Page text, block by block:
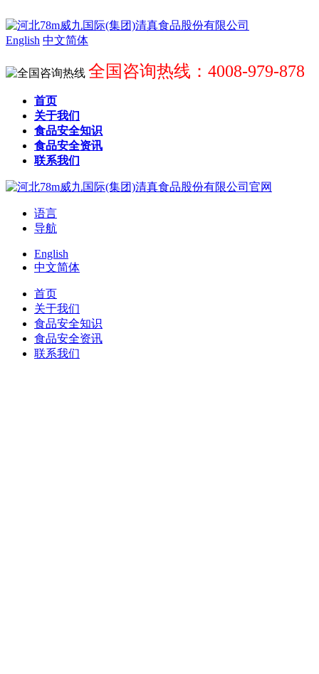
English 中文简体
全国咨询热线：4008-979-878
首页
关于我们
食品安全知识
食品安全资讯
联系我们
语言
导航
English
中文简体
首页
关于我们
食品安全知识
食品安全资讯
联系我们